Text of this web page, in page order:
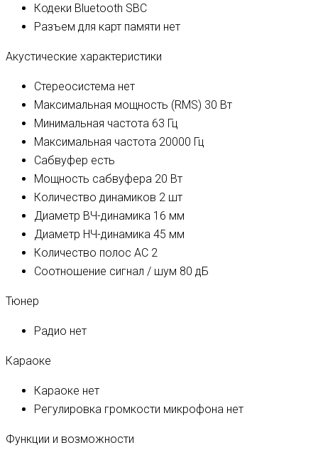
Кодеки Bluetooth SBC
Разъем для карт памяти нет
Акустические характеристики
Стереосистема нет
Максимальная мощность (RMS) 30 Вт
Минимальная частота 63 Гц
Максимальная частота 20000 Гц
Сабвуфер есть
Мощность сабвуфера 20 Вт
Количество динамиков 2 шт
Диаметр ВЧ-динамика 16 мм
Диаметр НЧ-динамика 45 мм
Количество полос AC 2
Соотношение сигнал / шум 80 дБ
Тюнер
Радио нет
Караоке
Караоке нет
Регулировка громкости микрофона нет
Функции и возможности